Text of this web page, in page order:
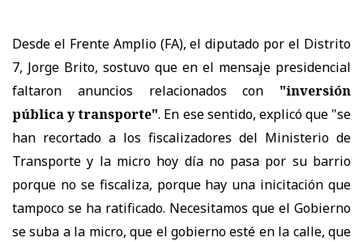
Desde el Frente Amplio (FA), el diputado por el Distrito
7, Jorge Brito, sostuvo que en el mensaje presidencial
faltaron anuncios relacionados con "inversión
pública y transporte". En ese sentido, explicó que "se
han recortado a los fiscalizadores del Ministerio de
Transporte y la micro hoy día no pasa por su barrio
porque no se fiscaliza, porque hay una inicitación que
tampoco se ha ratificado. Necesitamos que el Gobierno
se suba a la micro, que el gobierno esté en la calle, que